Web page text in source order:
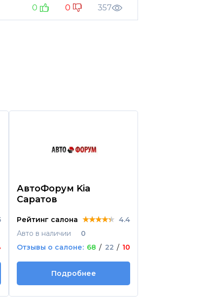
0 0 357
АвтоФорум Kia
Саратов
Рейтинг салона ★★★★★
★★★★★
★★★★★ 4.4
Авто в наличии
0
Отзывы о салоне: 68 / 22 / 10
Подробнее